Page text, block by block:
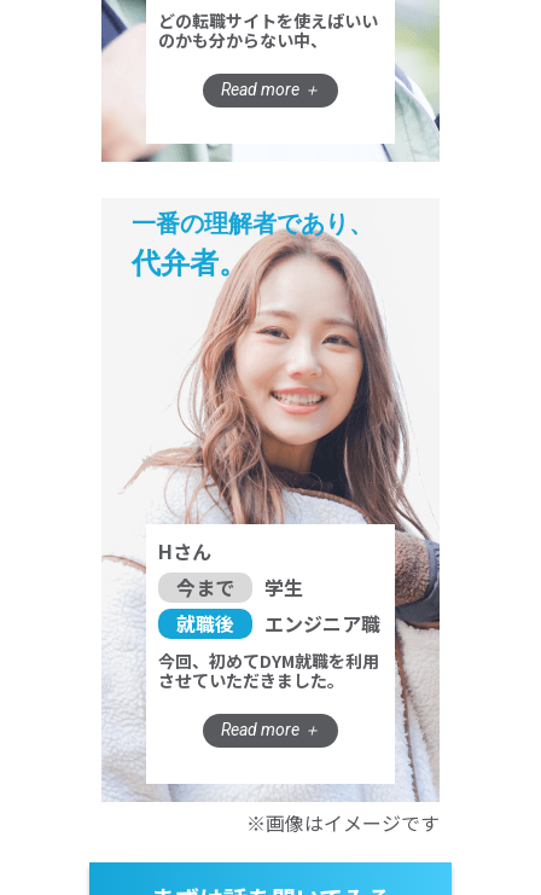
どの転職サイトを使えばいい
のかも分からない中、
一番の理解者であり、
代弁者。
Hさん
今まで
学生
就職後
エンジニア職
今回、初めてDYM就職を利用
させていただきました。
※画像はイメージです